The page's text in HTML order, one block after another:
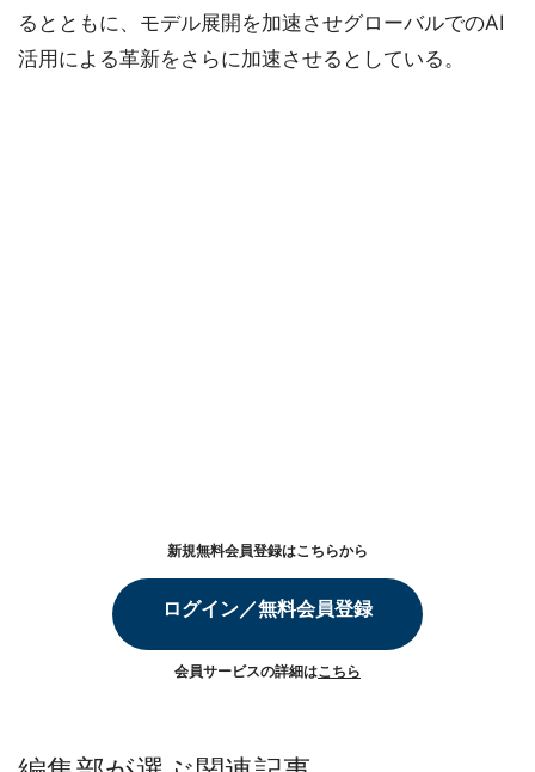
るとともに、モデル展開を加速させグローバルでのAI
活用による革新をさらに加速させるとしている。
新規無料会員登録はこちらから
ログイン／無料会員登録
会員サービスの詳細はこちら